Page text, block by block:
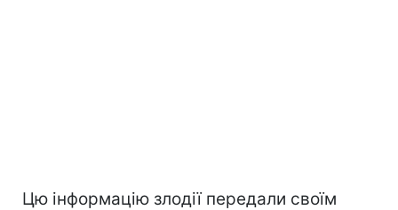
Цю інформацію злодії передали своїм